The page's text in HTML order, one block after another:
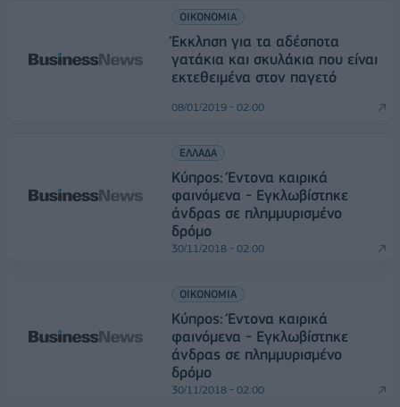
ΟΙΚΟΝΟΜΙΑ
Έκκληση για τα αδέσποτα
γατάκια και σκυλάκια που είναι
εκτεθειμένα στον παγετό
08/01/2019 - 02:00
ΕΛΛΑΔΑ
Κύπρος: Έντονα καιρικά
φαινόμενα - Εγκλωβίστηκε
άνδρας σε πλημμυρισμένο
δρόμο
30/11/2018 - 02:00
ΟΙΚΟΝΟΜΙΑ
Κύπρος: Έντονα καιρικά
φαινόμενα - Εγκλωβίστηκε
άνδρας σε πλημμυρισμένο
δρόμο
30/11/2018 - 02:00